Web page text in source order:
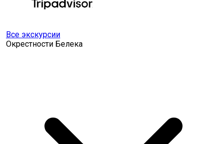
Все экскурсии
Окрестности Белека